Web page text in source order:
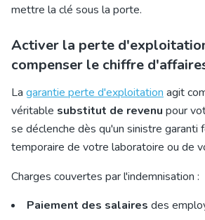
mettre la clé sous la porte.
Activer la perte
compenser le chiffre
La garantie perte d'exploitation agit
véritable substitut de revenu pour
se déclenche dès qu'un sinistre garanti
temporaire de votre laboratoire ou de
Charges couvertes par l'indemnisation :
Paiement des salaires des